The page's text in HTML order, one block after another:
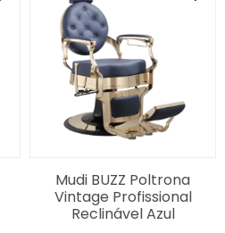
Mudi BUZZ Poltrona
Vintage Profissional
Reclinável Azul